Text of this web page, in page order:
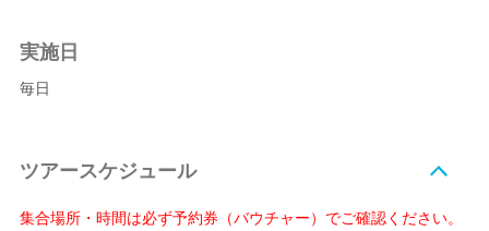
実施日
毎日
ツアースケジュール
集合場所・時間は必ず予約券（バウチャー）でご確認ください。